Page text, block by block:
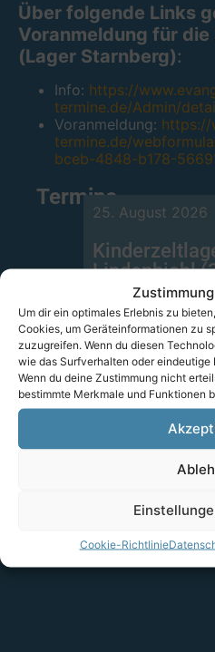
Um dir ein optimales Erlebnis zu
Cookies, um Geräteinformationen zu
zuzugreifen. Wenn du diesen
wie das Surfverhalten oder eindeutige
Wenn du deine Zustimmung nicht
bestimmte Merkmale und Funktionen
Cookie-Richtlinie
Über folgende Links
Voranmeldung für
(Lager Starnberg):
Info: https://
termine.de/Admin/
Voranmeldung: https://
termine.de/
bceb-4848-b178-
Termine
25. August 2026
Lindenbichl
Starnberg)
Lindenbichl im